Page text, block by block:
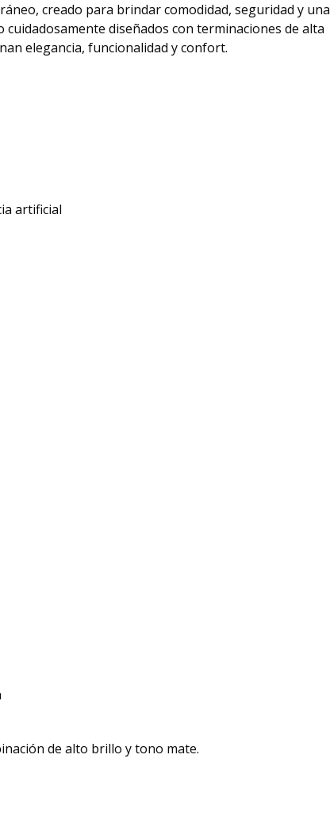
creado para brindar comodidad, seguridad y una
diseñados con terminaciones de alta
elegancia, funcionalidad y confort.
artificial
de alto brillo y tono mate.